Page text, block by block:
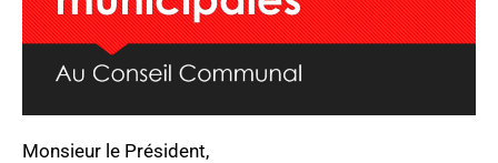
Monsieur le Président,